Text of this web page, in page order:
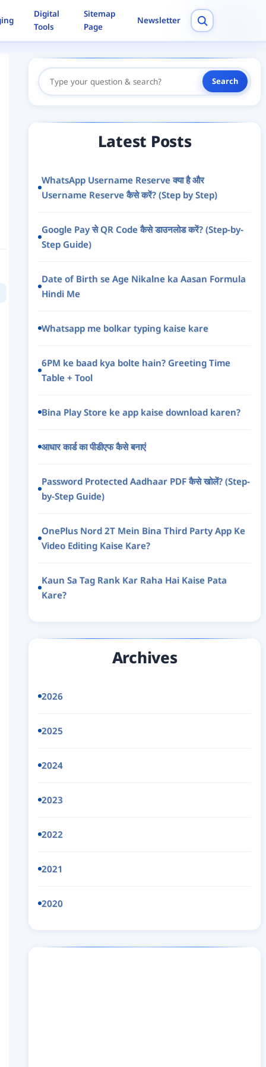
Digital
Tools
Sitemap
Page
Newsletter
Search
Search
Latest Posts
WhatsApp Username Reserve क्या है और
Username Reserve कैसे करें? (Step by Step)
Google Pay से QR Code कैसे डाउनलोड करें? (Step-by-
Step Guide)
Date of Birth se Age Nikalne ka Aasan Formula
Hindi Me
Whatsapp me bolkar typing kaise kare
6PM ke baad kya bolte hain? Greeting Time
Table + Tool
Bina Play Store ke app kaise download karen?
आधार कार्ड का पीडीएफ कैसे बनाएं
Password Protected Aadhaar PDF कैसे खोलें? (Step-
by-Step Guide)
OnePlus Nord 2T Mein Bina Third Party App Ke
Video Editing Kaise Kare?
Kaun Sa Tag Rank Kar Raha Hai Kaise Pata
Kare?
Archives
2026
2025
2024
2023
2022
2021
2020